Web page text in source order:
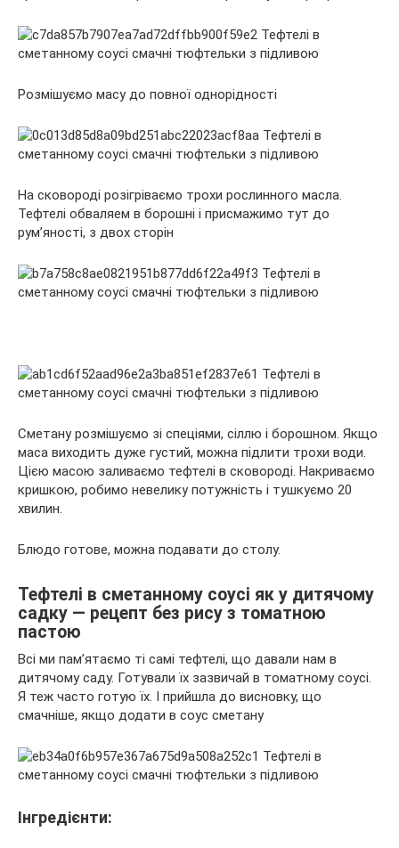
Розмішуємо масу до повної однорідності
На сковороді розігріваємо трохи рослинного масла.
Тефтелі обваляем в борошні і присмажимо тут до
рум’яності, з двох сторін
Сметану розмішуємо зі спеціями, сіллю і борошном. Якщо
маса виходить дуже густий, можна підлити трохи води.
Цією масою заливаємо тефтелі в сковороді. Накриваємо
кришкою, робимо невелику потужність і тушкуємо 20
хвилин.
Блюдо готове, можна подавати до столу.
Тефтелі в сметанному соусі як у дитячому
садку — рецепт без рису з томатною
пастою
Всі ми пам’ятаємо ті самі тефтелі, що давали нам в
дитячому саду. Готували їх зазвичай в томатному соусі.
Я теж часто готую їх. І прийшла до висновку, що
смачніше, якщо додати в соус сметану
Інгредієнти: